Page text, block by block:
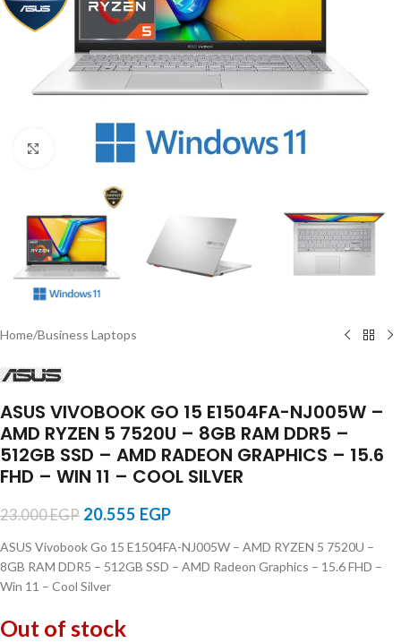
Click to enlarge
Home/Business Laptops
ASUS VIVOBOOK GO 15 E1504FA-NJ005W –
AMD RYZEN 5 7520U – 8GB RAM DDR5 –
512GB SSD – AMD RADEON GRAPHICS – 15.6
FHD – WIN 11 – COOL SILVER
23.000EGP 20.555 EGP
ASUS Vivobook Go 15 E1504FA-NJ005W – AMD RYZEN 5 7520U –
8GB RAM DDR5 – 512GB SSD – AMD Radeon Graphics – 15.6 FHD –
Win 11 – Cool Silver
Out of stock